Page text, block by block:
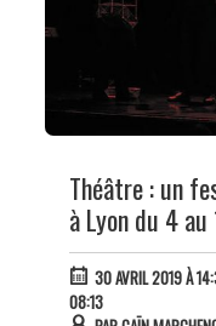
Théâtre : un
à Lyon du 4 au
30 AVRIL 2019 À
08:13